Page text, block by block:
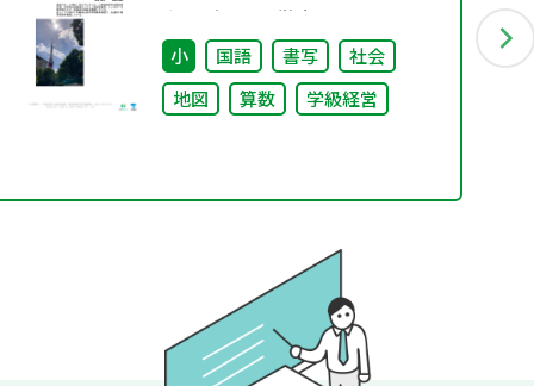
タンダードの徹底～
小 国語 書写
社会
地図
算数 学級経営